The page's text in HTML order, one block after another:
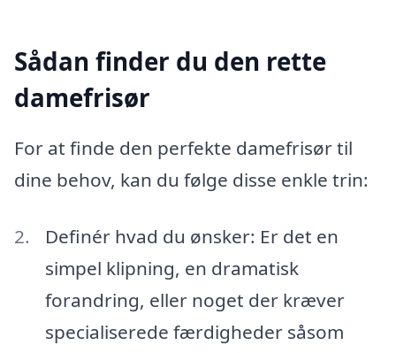
Sådan finder du den rette
damefrisør
For at finde den perfekte damefrisør til
dine behov, kan du følge disse enkle trin:
Definér hvad du ønsker: Er det en
simpel klipning, en dramatisk
forandring, eller noget der kræver
specialiserede færdigheder såsom